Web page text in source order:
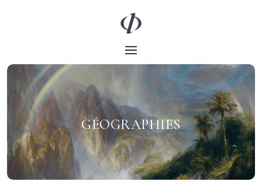
GÉOGRAPHIES